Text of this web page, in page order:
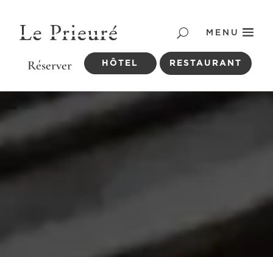
MENU
HÔTEL RESTAURANT